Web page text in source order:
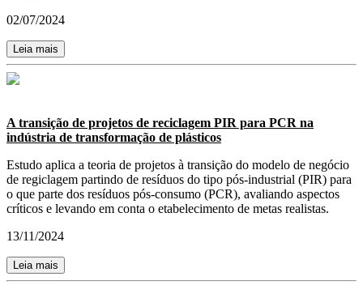
02/07/2024
Leia mais
A transição de projetos de reciclagem PIR para PCR na
indústria de transformação de plásticos
Estudo aplica a teoria de projetos à transição do modelo de negócio
de regiclagem partindo de resíduos do tipo pós-industrial (PIR) para
o que parte dos resíduos pós-consumo (PCR), avaliando aspectos
críticos e levando em conta o etabelecimento de metas realistas.
13/11/2024
Leia mais